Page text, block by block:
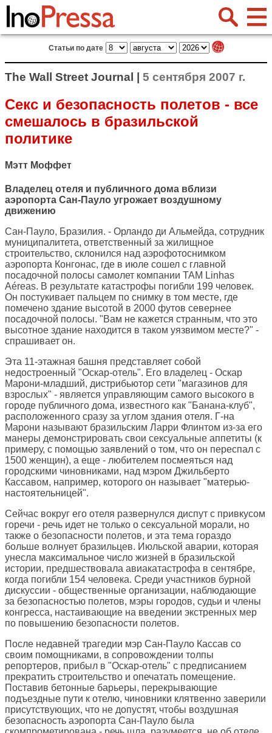
Статьи по дате
The Wall Street Journal | 5 сентября 2007 г.
Секс и безопасность полетов - все
смешалось в бразильской
политике
Мэтт Моффет
Владелец отеля и публичного дома вблизи
аэропорта Сан-Пауло угрожает воздушному
движению
Сан-Пауло, Бразилия. - Орландо ди Альмейда, сотрудник
муниципалитета, ответственный за жилищное
строительство, склонился над аэрофотоснимком
аэропорта Конгонас, где в июле сошел с главной
посадочной полосы самолет компании TAM Linhas
Aéreas. В результате катастрофы погибли 199 человек.
Он постукивает пальцем по снимку в том месте, где
помечено здание высотой в 2000 футов севернее
посадочной полосы. "Вам не кажется странным, что это
высотное здание находится в таком уязвимом месте?" -
спрашивает он.
Эта 11-этажная башня представляет собой
недостроенный "Оскар-отель". Его владелец - Оскар
Марони-младший, дистрибьютор сети "магазинов для
взрослых" - является управляющим самого высокого в
городе публичного дома, известного как "Банана-клуб",
расположенного сразу за углом здания отеля. Г-на
Марони называют бразильским Ларри Флинтом из-за его
манеры демонстрировать свои сексуальные аппетиты (к
примеру, с помощью заявлений о том, что он переспал с
1500 женщин), а еще - любителем посмеяться над
городскими чиновниками, над мэром Джильберто
Кассавом, например, которого он называет "матерью-
настоятельницей".
Сейчас вокруг его отеля развернулся диспут с привкусом
горечи - речь идет не только о сексуальной морали, но
также о безопасности полетов, и эта тема гораздо
больше волнует бразильцев. Июльской аварии, которая
унесла максимальное число жизней в бразильской
истории, предшествовала авиакатастрофа в сентябре,
когда погибли 154 человека. Среди участников бурной
дискуссии - общественные организации, наблюдающие
за безопасностью полетов, мэры городов, судьи и члены
конгресса, настаивающие на введении экстренных мер
по повышению безопасности полетов.
После недавней трагедии мэр Сан-Пауло Кассав со
своим помощниками, в сопровождении толпы
репортеров, прибыл в "Оскар-отель" с предписанием
прекратить строительство и опечатать помещение.
Поставив бетонные барьеры, перекрывающие
подъездные пути к отелю, чиновники клятвенно заверили
присутствующих, что не допустят, чтобы воздушная
безопасность аэропорта Сан-Пауло была